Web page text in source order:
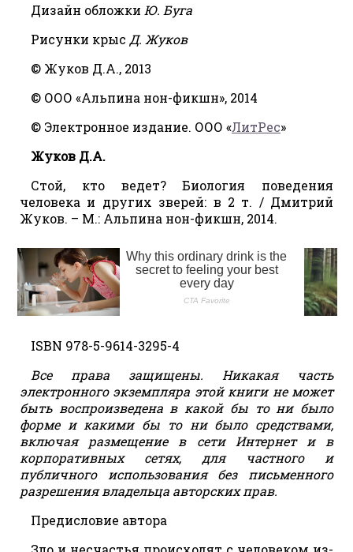
Дизайн обложки Ю. Буга
Рисунки крыс Д. Жуков
© Жуков Д.А., 2013
© ООО «Альпина нон-фикшн», 2014
© Электронное издание. ООО «ЛитРес»
Жуков Д.А.
Стой, кто ведет? Биология поведения
человека и других зверей: в 2 т. / Дмитрий
Жуков. – М.: Альпина нон-фикшн, 2014.
ISBN 978-5-9614-3295-4
Все права защищены. Никакая часть
электронного экземпляра этой книги не может
быть воспроизведена в какой бы то ни было
форме и какими бы то ни было средствами,
включая размещение в сети Интернет и в
корпоративных сетях, для частного и
публичного использования без письменного
разрешения владельца авторских прав.
Предисловие автора